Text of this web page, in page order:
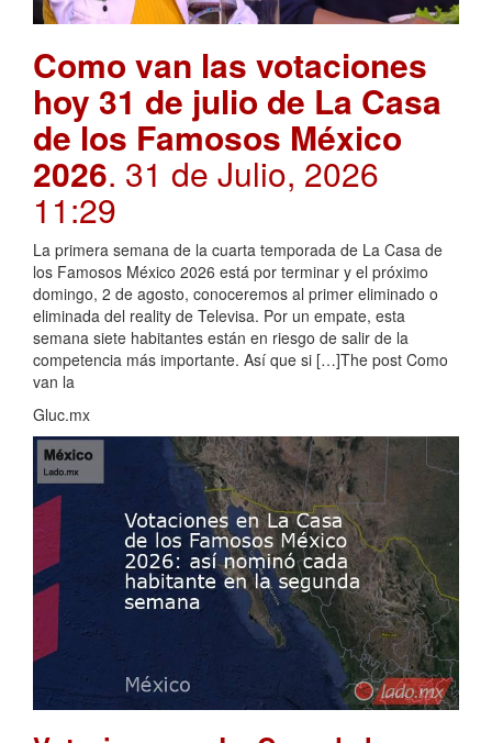
Como van las votaciones
hoy 31 de julio de La Casa
de los Famosos México
2026. 31 de Julio, 2026
11:29
La primera semana de la cuarta temporada de La Casa de
los Famosos México 2026 está por terminar y el próximo
domingo, 2 de agosto, conoceremos al primer eliminado o
eliminada del reality de Televisa. Por un empate, esta
semana siete habitantes están en riesgo de salir de la
competencia más importante. Así que si […]The post Como
van la
Gluc.mx